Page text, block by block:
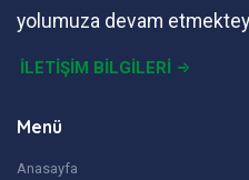
yolumuza devam
İLETİŞİM BİLGİLERİ
Menü
Anasayfa